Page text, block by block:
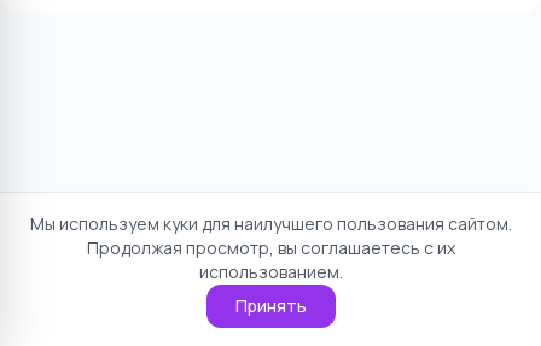
Мы используем куки для наилучшего пользования сайтом.
Продолжая просмотр, вы соглашаетесь с их
использованием.
Принять